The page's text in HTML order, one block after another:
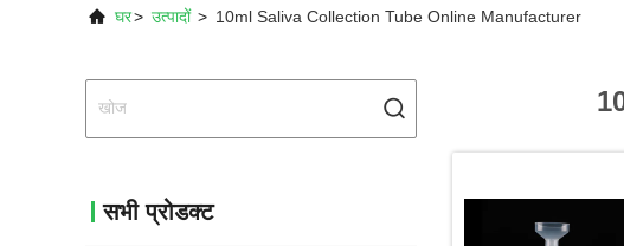
घर> उत्पादों > 10ml Saliva Collection Tube Online Manufacturer
सभी प्रोडक्ट